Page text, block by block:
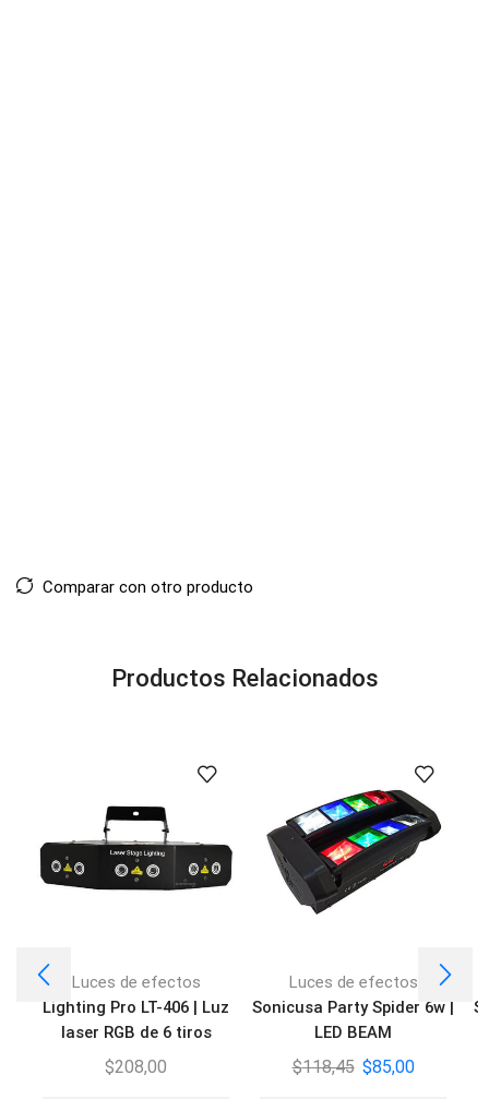
Comparar con otro producto
Productos Relacionados
Luces de efectos
Lighting Pro LT-406 | Luz
laser RGB de 6 tiros
$208,00
Luces de efectos
Sonicusa Party Spider 6w |
LED BEAM
$118,45 $85,00